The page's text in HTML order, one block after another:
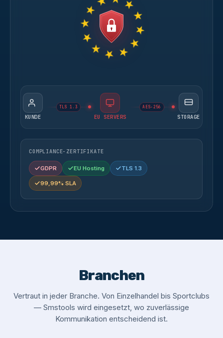
KUNDE
TLS 1.3
EU SERVERS
AES-256
STORAGE
COMPLIANCE-ZERTIFIKATE
GDPR EU Hosting TLS 1.3
99,99% SLA
Branchen
Vertraut in jeder Branche. Von Einzelhandel bis Sportclubs
— Smstools wird eingesetzt, wo zuverlässige
Kommunikation entscheidend ist.